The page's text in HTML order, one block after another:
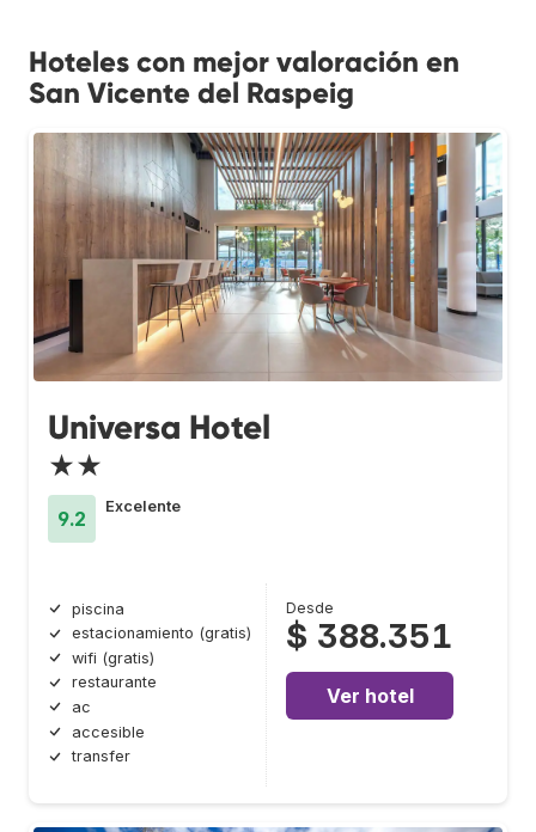
Hoteles con mejor valoración en
San Vicente del Raspeig
Universa Hotel
★★
9.2
Excelente
piscina
estacionamiento (gratis)
wifi (gratis)
restaurante
ac
accesible
transfer
Desde
$ 388.351
Ver hotel